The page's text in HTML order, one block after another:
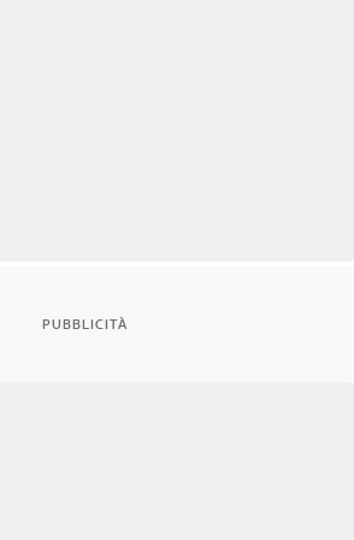
PUBBLICITÀ